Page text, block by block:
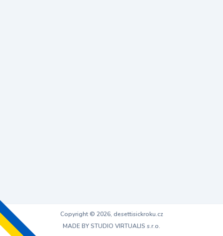
Copyright © 2026, desettisickroku.cz
MADE BY STUDIO VIRTUALIS s.r.o.